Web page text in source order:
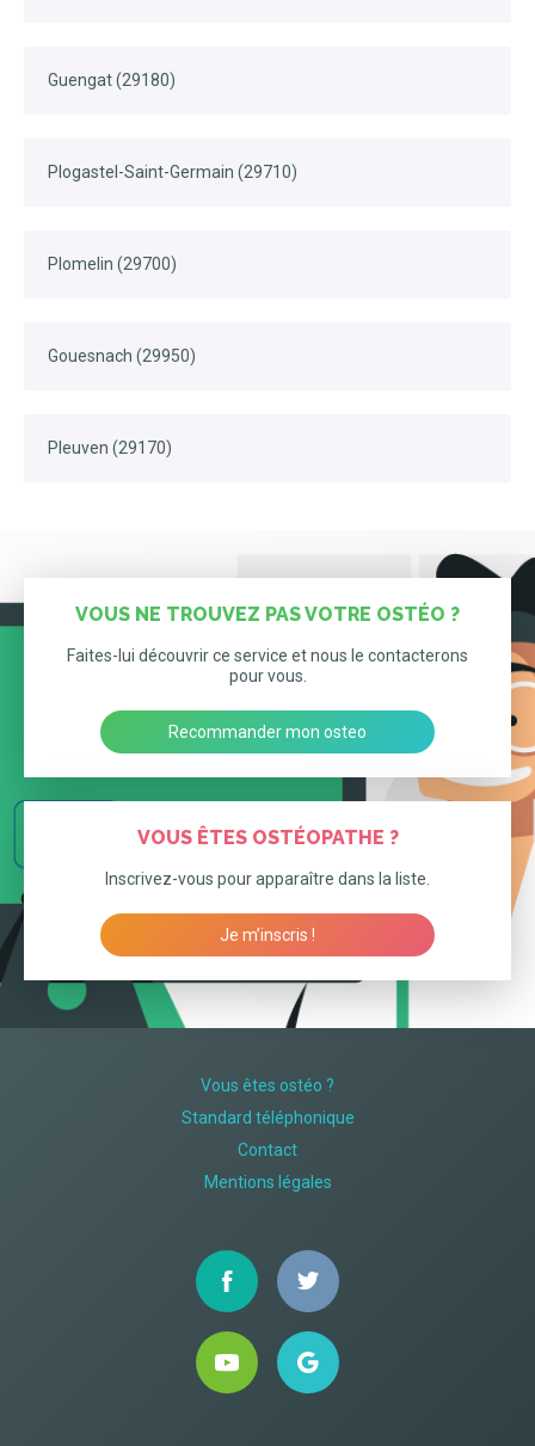
Guengat (29180)
Plogastel-Saint-Germain (29710)
Plomelin (29700)
Gouesnach (29950)
Pleuven (29170)
VOUS NE TROUVEZ PAS VOTRE OSTÉO ?
Faites-lui découvrir ce service et nous le contacterons
pour vous.
Recommander mon osteo
VOUS ÊTES OSTÉOPATHE ?
Inscrivez-vous pour apparaître dans la liste.
Je m’inscris !
Vous êtes ostéo ?
Standard téléphonique
Contact
Mentions légales